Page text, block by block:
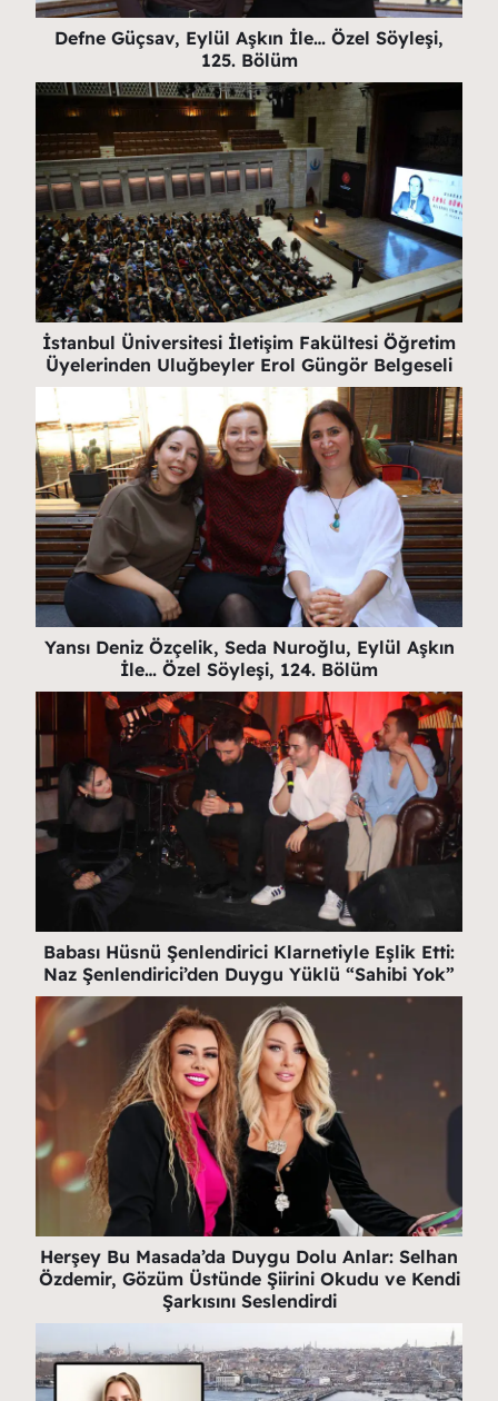
Defne Güçsav, Eylül Aşkın İle… Özel Söyleşi,
125. Bölüm
İstanbul Üniversitesi İletişim Fakültesi Öğretim
Üyelerinden Uluğbeyler Erol Güngör Belgeseli
Yansı Deniz Özçelik, Seda Nuroğlu, Eylül Aşkın
İle… Özel Söyleşi, 124. Bölüm
Babası Hüsnü Şenlendirici Klarnetiyle Eşlik Etti:
Naz Şenlendirici’den Duygu Yüklü “Sahibi Yok”
Herşey Bu Masada’da Duygu Dolu Anlar: Selhan
Özdemir, Gözüm Üstünde Şiirini Okudu ve Kendi
Şarkısını Seslendirdi